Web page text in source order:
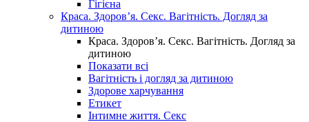
Гігієна
Краса. Здоров’я. Секс. Вагітність. Догляд за
дитиною
Краса. Здоров’я. Секс. Вагітність. Догляд за
дитиною
Показати всі
Вагітність і догляд за дитиною
Здорове харчування
Етикет
Інтимне життя. Секс